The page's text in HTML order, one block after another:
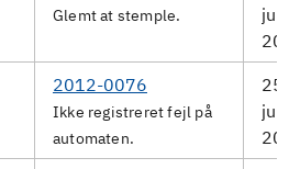
Glemt at stemple.
juni
2012-0076
Ikke registreret fejl på
automaten.
25.
juni